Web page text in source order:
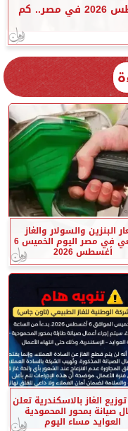
أسعار الذهب اليوم الخميس 6 أغسطس 2026 في مصر.. كم
البنزين والسولار والغاز
الطبيعي في مصر اليوم الخميس 6
أغسطس 2026
الغاز بالاسكندرية تعلن
صيانة بمحور المحمودية
العوايد مساء اليوم